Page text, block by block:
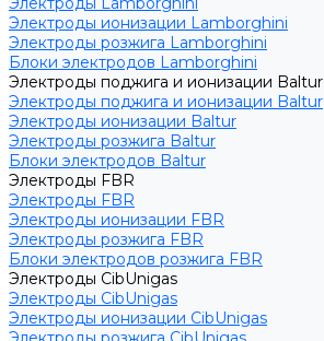
Электроды ионизации Lamborghini
Электроды розжига Lamborghini
Блоки электродов Lamborghini
Электроды поджига и ионизации Baltur
Электроды поджига и ионизации Baltur
Электроды ионизации Baltur
Электроды розжига Baltur
Блоки электродов Baltur
Электроды FBR
Электроды FBR
Электроды ионизации FBR
Электроды розжига FBR
Блоки электродов розжига FBR
Электроды CibUnigas
Электроды CibUnigas
Электроды ионизации CibUnigas